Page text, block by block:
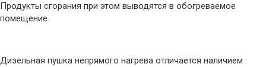
Продукты сгорания при этом выводятся в обогреваемое
помещение.
Дизельная пушка непрямого нагрева отличается наличием